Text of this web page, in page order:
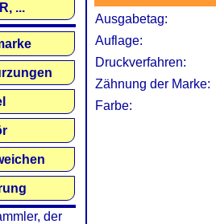
Ausgabetag:
Auflage:
Druckverfahren:
Zähnung der Marke:
Farbe:
...
der